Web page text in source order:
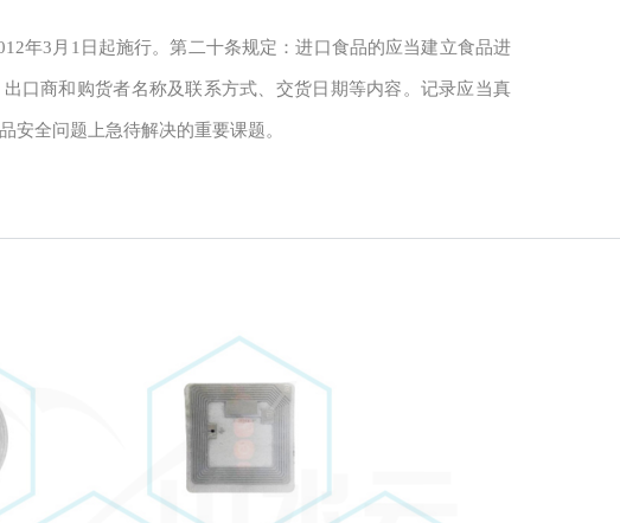
年3月1日起施行。第二十条规定：进口食品的应当建立食品进
口商和购货者名称及联系方式、交货日期等内容。记录应当真
安全问题上急待解决的重要课题。